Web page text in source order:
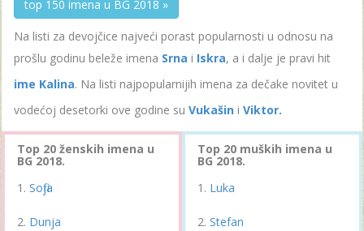
top 150 imena u BG 2018 »
Na listi za devojčice najveći porast popularnosti u odnosu na
prošlu godinu beleže imena Srna i Iskra, a i dalje je pravi hit
ime Kalina. Na listi najpopularnijih imena za dečake novitet u
vodećoj desetorki ove godine su Vukašin i Viktor.
Top 20 ženskih imena u
BG 2018.
Sofija
Dunja
Top 20 muških imena u
BG 2018.
Luka
Stefan